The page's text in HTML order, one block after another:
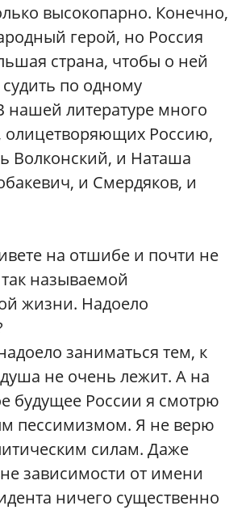
высокопарно. Конечно,
герой, но Россия
страна, чтобы о ней
по одному
нашей литературе много
олицетворяющих Россию,
Волконский, и Наташа
и Смердяков, и
на отшибе и почти не
так называемой
жизни. Надоело
заниматься тем, к
не очень лежит. А на
будущее России я смотрю
пессимизмом. Я не верю
силам. Даже
зависимости от имени
ничего существенно